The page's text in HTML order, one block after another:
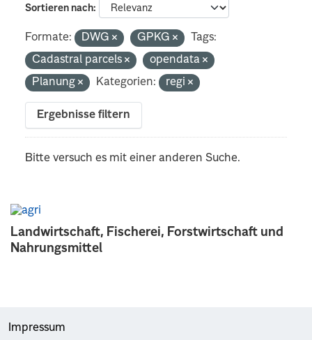
Landwirtschaft, Fischerei, Forstwirtschaft und
Nahrungsmittel
Sortieren nach
Formate: DWG GPKG
Tags:
Cadastral parcels
opendata
Planung
Kategorien: regi
Ergebnisse filtern
Bitte versuch es mit einer anderen Suche.
Impressum